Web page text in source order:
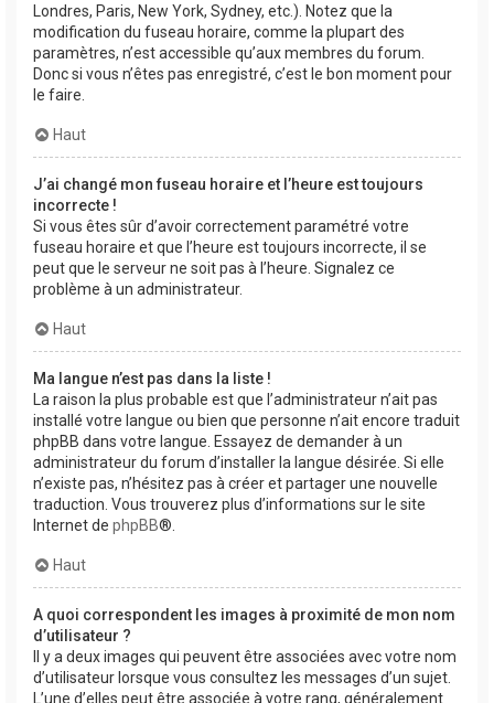
Londres, Paris, New York, Sydney, etc.). Notez que la
modification du fuseau horaire, comme la plupart des
paramètres, n’est accessible qu’aux membres du forum.
Donc si vous n’êtes pas enregistré, c’est le bon moment pour
le faire.
Haut
J’ai changé mon fuseau horaire et l’heure est toujours
incorrecte !
Si vous êtes sûr d’avoir correctement paramétré votre
fuseau horaire et que l’heure est toujours incorrecte, il se
peut que le serveur ne soit pas à l’heure. Signalez ce
problème à un administrateur.
Haut
Ma langue n’est pas dans la liste !
La raison la plus probable est que l’administrateur n’ait pas
installé votre langue ou bien que personne n’ait encore traduit
phpBB dans votre langue. Essayez de demander à un
administrateur du forum d’installer la langue désirée. Si elle
n’existe pas, n’hésitez pas à créer et partager une nouvelle
traduction. Vous trouverez plus d’informations sur le site
Internet de phpBB®.
Haut
A quoi correspondent les images à proximité de mon nom
d’utilisateur ?
Il y a deux images qui peuvent être associées avec votre nom
d’utilisateur lorsque vous consultez les messages d’un sujet.
L’une d’elles peut être associée à votre rang, généralement